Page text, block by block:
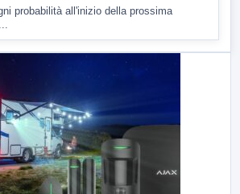
probabilità all'inizio della prossima